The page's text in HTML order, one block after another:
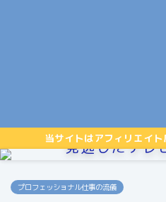
当サイトはアフィリエイト
見逃したテレ
プロフェッショナル仕事の流儀